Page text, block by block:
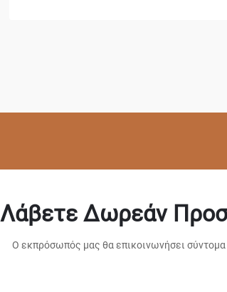
Λάβετε Δωρεάν
Ο εκπρόσωπός μας θα επικοινωνήσει σύντομα